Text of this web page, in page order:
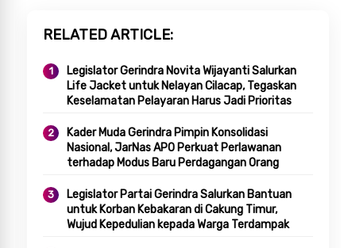
RELATED ARTICLE
Legislator Gerindra Novita Wijayanti Salurkan
Life Jacket untuk Nelayan Cilacap, Tegaskan
Keselamatan Pelayaran Harus Jadi Prioritas
Kader Muda Gerindra Pimpin Konsolidasi
Nasional, JarNas APO Perkuat Perlawanan
terhadap Modus Baru Perdagangan Orang
Legislator Partai Gerindra Salurkan Bantuan
untuk Korban Kebakaran di Cakung Timur,
Wujud Kepedulian kepada Warga Terdampak